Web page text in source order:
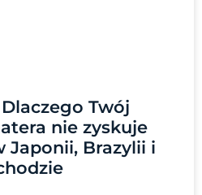
Twój
nie zyskuje
Japonii, Brazylii i